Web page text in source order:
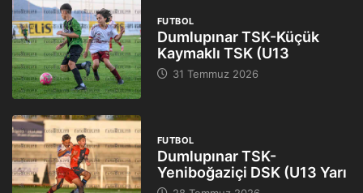
FUTBOL
Dumlupınar TSK-Küçük
Kaymaklı TSK (U13
31 Temmuz 2026
FUTBOL
Dumlupınar TSK-
Yeniboğaziçi DSK (U13 Yarı